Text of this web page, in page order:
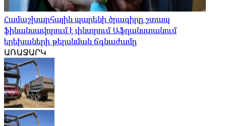
Համաշխարհային պարենի ծրագիրը շտապ
ֆինանսավորում է փնտրում Աֆղանստանում
երեխաների թերսնման ճգնաժամը
ԱՌԱՋԱՐԿ